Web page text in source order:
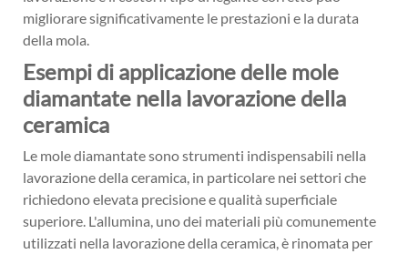
migliorare significativamente le prestazioni e la durata
della mola.
Esempi di applicazione delle mole
diamantate nella lavorazione della
ceramica
Le mole diamantate sono strumenti indispensabili nella
lavorazione della ceramica, in particolare nei settori che
richiedono elevata precisione e qualità superficiale
superiore. L'allumina, uno dei materiali più comunemente
utilizzati nella lavorazione della ceramica, è rinomata per